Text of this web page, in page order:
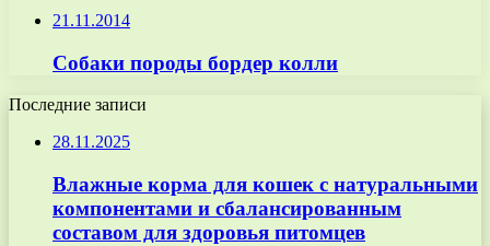
21.11.2014
Собаки породы бордер колли
Последние записи
28.11.2025
Влажные корма для кошек с натуральными
компонентами и сбалансированным
составом для здоровья питомцев